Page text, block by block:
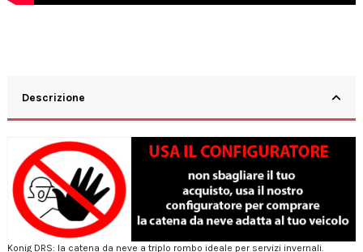
Descrizione
Konig DRS: la catena da neve a triplo rombo ideale per servizi invernali.